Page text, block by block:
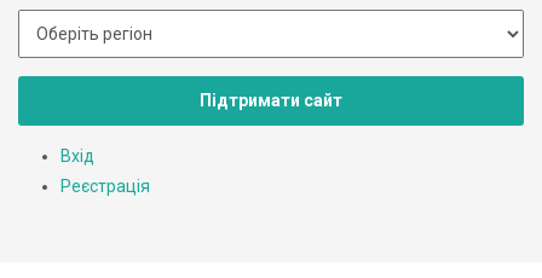
Підтримати сайт
Вхід
Реєстрація